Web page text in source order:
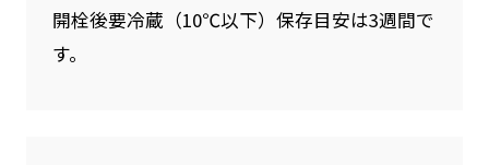
開栓後要冷蔵（10℃以下）保存目安は3週間で
す。